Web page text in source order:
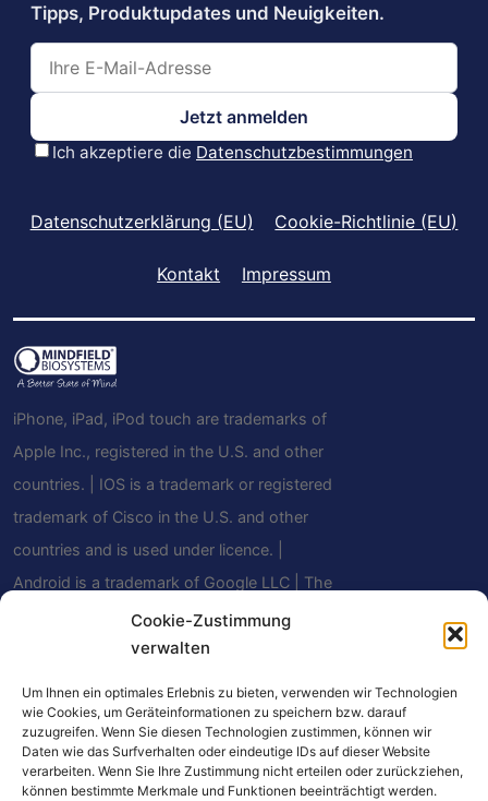
Cookie-Zustimmung
verwalten
Um Ihnen ein optimales Erlebnis zu bieten, verwenden wir Technologien
wie Cookies, um Geräteinformationen zu speichern bzw. darauf
zuzugreifen. Wenn Sie diesen Technologien zustimmen, können wir
Daten wie das Surfverhalten oder eindeutige IDs auf dieser Website
verarbeiten. Wenn Sie Ihre Zustimmung nicht erteilen oder zurückziehen,
können bestimmte Merkmale und Funktionen beeinträchtigt werden.
Datenschutzerklärung (EU) Cookie-Richtlinie (EU)
Kontakt Impressum
iPhone, iPad, iPod touch are trademarks of
Apple Inc., registered in the U.S. and other
countries. | IOS is a trademark or registered
trademark of Cisco in the U.S. and other
countries and is used under licence. |
Android is a trademark of Google LLC | The
Bluetooth® word mark and logos are
registered trademarks owned by Bluetooth
Mindfield Biosystems Ltd. is under license.
Other trademarks and trade names are
those of their respective owners.